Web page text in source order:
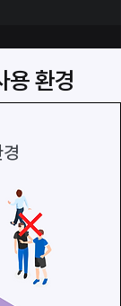
용 환경